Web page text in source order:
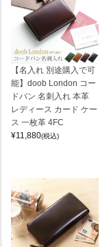
【名入れ 別途購入で可
能】doob London コー
ドバン 名刺入れ 本革
レディース カード ケー
ス 一枚革 4FC
¥11,880(税込)